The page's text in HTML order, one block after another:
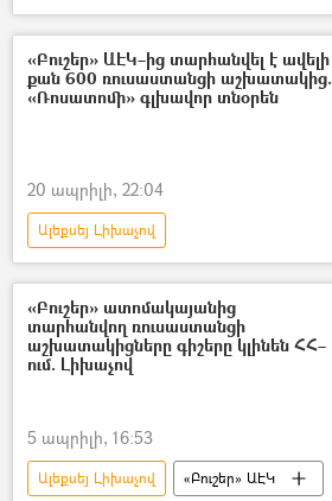
Իրանի Իսլամական Հանրապետություն
«Ռոսատոմ»
«Բուշեր» ԱԷԿ
«Բուշեր» ԱԷԿ–ից տարհանվել է ավելի
քան 600 ռուսաստանցի աշխատակից.
«Ռոսատոմի» գլխավոր տնօրեն
20 ապրիլի, 22:04
Ալեքսեյ Լիխաչով
Իրանի Իսլամական Հանրապետություն
«Ռոսատոմ»
«Բուշեր» ԱԷԿ
Մերձավոր Արևելք
ԱՄՆ
«Բուշեր» ատոմակայանից
տարհանվող ռուսաստանցի
աշխատակիցները գիշերը կլինեն ՀՀ–
ում. Լիխաչով
5 ապրիլի, 16:53
Ալեքսեյ Լիխաչով
«Բուշեր» ԱԷԿ